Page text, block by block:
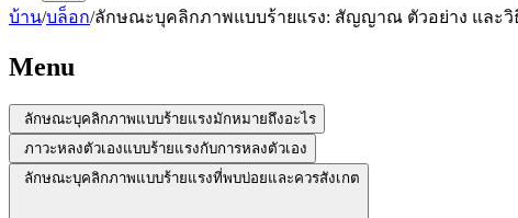
บ้าน/บล็อก/ลักษณะบุคลิกภาพแบบร้ายแรง: สัญญาณ ตัวอย่าง และ
Menu
ลักษณะบุคลิกภาพแบบร้ายแรงมักหมายถึงอะไร
ภาวะหลงตัวเองแบบร้ายแรงกับการหลงตัวเอง
ลักษณะบุคลิกภาพแบบร้ายแรงที่พบบ่อยและควรสังเกต